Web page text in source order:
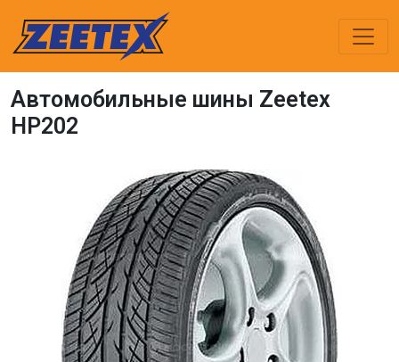
Автомобильные шины Zeetex
HP202